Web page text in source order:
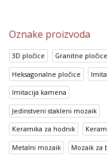
Oznake proizvoda
3D pločice Granitne pločice
Heksagonalne pločice
Imitacija kamena
Jedinstveni stakleni mozaik
Keramika za hodnik
Metalni mozaik Mozaik za